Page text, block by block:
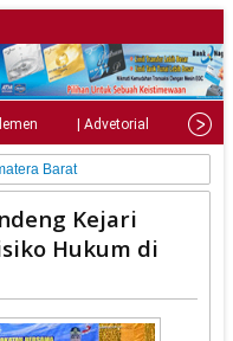
| Advetorial |
Barat
Kejari
Hukum di